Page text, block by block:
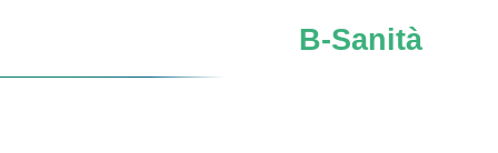
B-Sanità